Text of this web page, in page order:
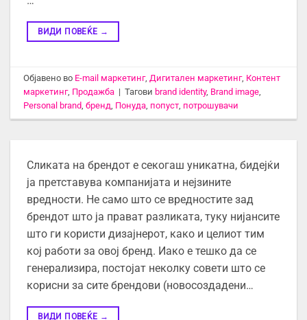
ВИДИ ПОВЕЌЕ →
Објавено во E-mail маркетинг,Дигитален маркетинг, Контент
маркетинг, Продажба | Тагови brand identity, Brand image,
Personal brand,бренд, Понуда, попуст, потрошувачи
Сликата на брендот е секогаш уникатна, бидејќи
ја претставува компанијата и нејзините
вредности. Не само што се вредностите зад
брендот што ја прават разликата, туку нијансите
што ги користи дизајнерот, како и целиот тим
кој работи за овој бренд. Иако е тешко да се
генерализира, постојат неколку совети што се
корисни за сите брендови (новосоздадени…
ВИДИ ПОВЕЌЕ →